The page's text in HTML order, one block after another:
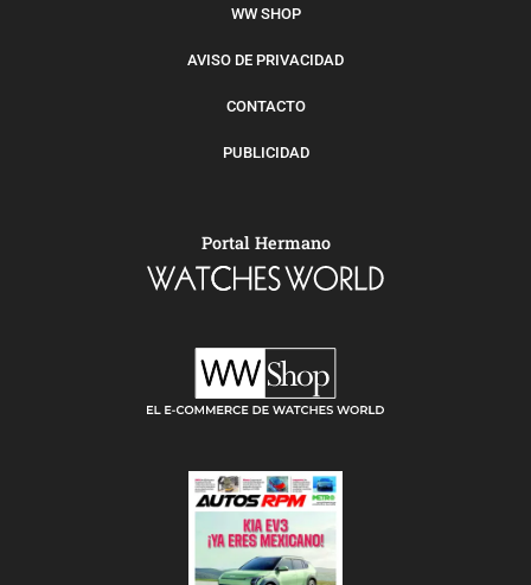
WW SHOP
AVISO DE PRIVACIDAD
CONTACTO
PUBLICIDAD
Portal Hermano